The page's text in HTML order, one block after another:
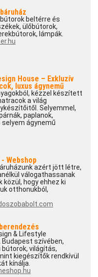
beltérre és
ülőbútorok,
lámpák.
House – Exkluzív
luxus ágynemű
kézzel készített
a világ
Selyemmel,
paplanok,
ágynemű
Webshop
azért jött létre,
válogathassanak
hogy ehhez ki
otthonukból,
& Lifestyle
szívében,
világítás,
kiegészítők rendkívül
kínálja.